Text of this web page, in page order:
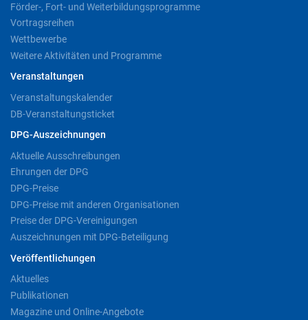
Förder-, Fort- und Weiterbildungsprogramme
Vortragsreihen
Wettbewerbe
Weitere Aktivitäten und Programme
Veranstaltungen
Veranstaltungskalender
DB-Veranstaltungsticket
DPG-Auszeichnungen
Aktuelle Ausschreibungen
Ehrungen der DPG
DPG-Preise
DPG-Preise mit anderen Organisationen
Preise der DPG-Vereinigungen
Auszeichnungen mit DPG-Beteiligung
Veröffentlichungen
Aktuelles
Publikationen
Magazine und Online-Angebote